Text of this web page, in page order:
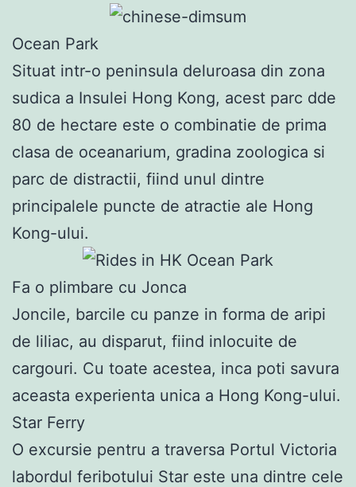
Ocean Park
Situat intr-o peninsula deluroasa din zona
sudica a Insulei Hong Kong, acest parc dde
80 de hectare este o combinatie de prima
clasa de oceanarium, gradina zoologica si
parc de distractii, fiind unul dintre
principalele puncte de atractie ale Hong
Kong-ului.
Fa o plimbare cu Jonca
Joncile, barcile cu panze in forma de aripi
de liliac, au disparut, fiind inlocuite de
cargouri. Cu toate acestea, inca poti savura
aceasta experienta unica a Hong Kong-ului.
Star Ferry
O excursie pentru a traversa Portul Victoria
labordul feribotului Star este una dintre cele